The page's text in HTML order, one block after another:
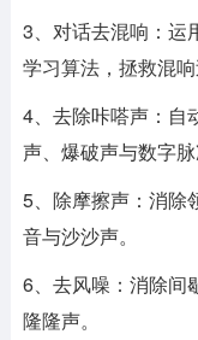
3、对话去混响：运
学习算法，拯救混
4、去除咔嗒声：自
声、爆破声与数字脉
5、除摩擦声：消除
音与沙沙声。
6、去风噪：消除间
隆隆声。